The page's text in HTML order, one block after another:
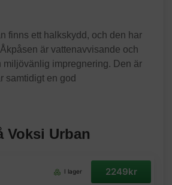
finns ett halkskydd, och den har
är vattenavvisande och
miljövänlig impregnering. Den är
samtidigt en god
Voksi Urban
I lager 2249kr